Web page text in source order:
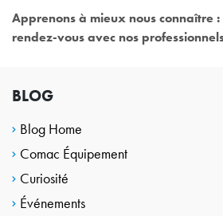
BLOG
Blog Home
Comac Équipement
Curiosité
Événements
Apprenons à mieux nous connaître
rendez-vous avec nos